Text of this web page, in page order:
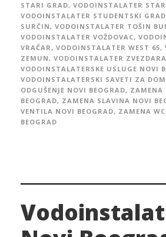
STARI GRAD, VODOINSTALATER
VODOINSTALATER STUDENTSKI GRAD
SURČIN, VODOINSTALATER TOŠIN
VODOINSTALATER VOŽDOVAC,
VRAČAR, VODOINSTALATER WEST 65,
ZEMUN, VODOINSTALATER ZVEZDARA
VODOINSTALATERSKE USLUGE NOVI
VODOINSTALATERSKI SAVETI ZA
ODGUŠENJE NOVI BEOGRAD, ZAMENA
BEOGRAD, ZAMENA SLAVINA NOVI
VENTILA NOVI BEOGRAD, ZAMENA
BEOGRAD